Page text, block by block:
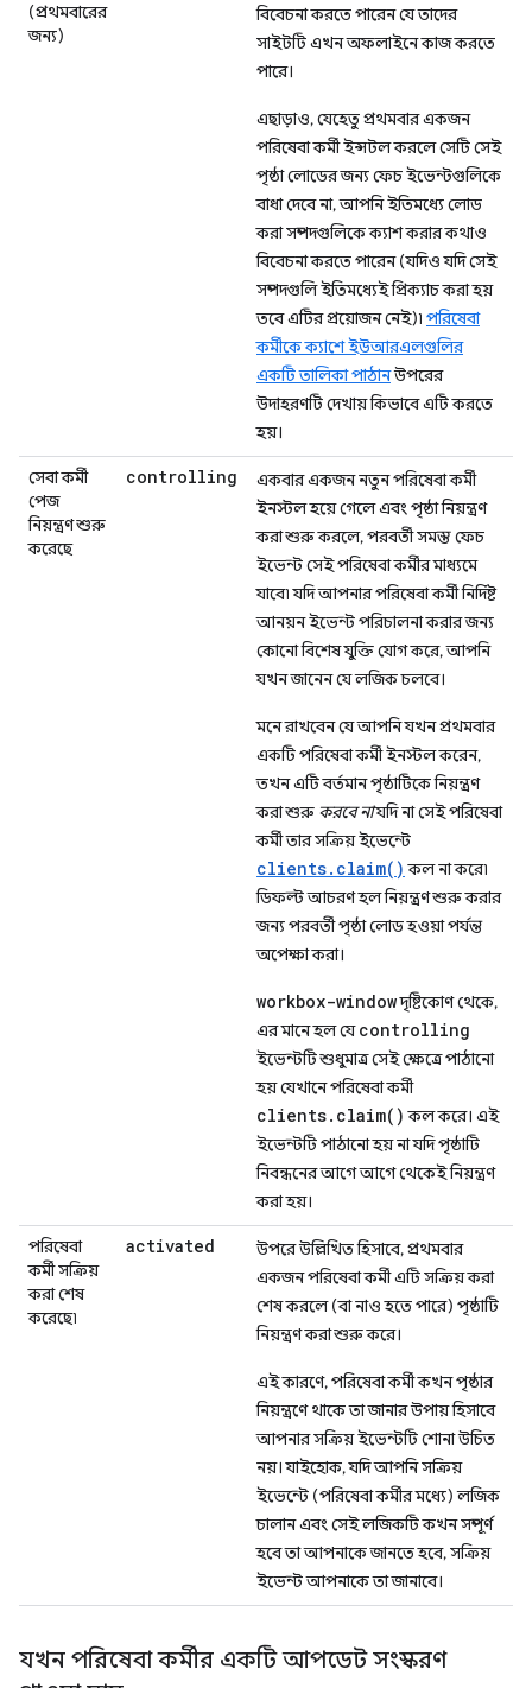
(প্রথমবারের
জন্য)
বিবেচনা করতে পারেন যে তাদের
সাইটটি এখন অফলাইনে কাজ করতে
পারে।
এছাড়াও, যেহেতু প্রথমবার একজন
পরিষেবা কর্মী ইন্সটল করলে সেটি সেই
পৃষ্ঠা লোডের জন্য ফেচ ইভেন্টগুলিকে
বাধা দেবে না, আপনি ইতিমধ্যে লোড
করা সম্পদগুলিকে ক্যাশ করার কথাও
বিবেচনা করতে পারেন (যদিও যদি সেই
সম্পদগুলি ইতিমধ্যেই প্রিক্যাচ করা হয়
তবে এটির প্রয়োজন নেই)৷ পরিষেবা
কর্মীকে ক্যাশে ইউআরএলগুলির
একটি তালিকা পাঠানউপরের
উদাহরণটি দেখায় কিভাবে এটি করতে
হয়।
সেবা কর্মী
পেজ
নিয়ন্ত্রণ শুরু
করেছে
controlling
একবার একজন নতুন পরিষেবা কর্মী
ইনস্টল হয়ে গেলে এবং পৃষ্ঠা নিয়ন্ত্রণ
করা শুরু করলে, পরবর্তী সমস্ত ফেচ
ইভেন্ট সেই পরিষেবা কর্মীর মাধ্যমে
যাবে৷ যদি আপনার পরিষেবা কর্মী নির্দিষ্ট
আনয়ন ইভেন্ট পরিচালনা করার জন্য
কোনো বিশেষ যুক্তি যোগ করে, আপনি
যখন জানেন যে লজিক চলবে।
মনে রাখবেন যে আপনি যখন প্রথমবার
একটি পরিষেবা কর্মী ইনস্টল করেন,
তখন এটি বর্তমান পৃষ্ঠাটিকে নিয়ন্ত্রণ
করা শুরু করবে নাযদি না সেই পরিষেবা
কর্মী তার সক্রিয় ইভেন্টে
clients.claim() কল না করে৷
ডিফল্ট আচরণ হল নিয়ন্ত্রণ শুরু করার
জন্য পরবর্তী পৃষ্ঠা লোড হওয়া পর্যন্ত
অপেক্ষা করা।
workbox-windowদৃষ্টিকোণ থেকে,
এর মানে হল যেcontrolling
ইভেন্টটি শুধুমাত্র সেই ক্ষেত্রে পাঠানো
হয় যেখানে পরিষেবা কর্মী
clients.claim() কল করে। এই
ইভেন্টটি পাঠানো হয় না যদি পৃষ্ঠাটি
নিবন্ধনের আগে আগে থেকেই নিয়ন্ত্রণ
করা হয়।
পরিষেবা
কর্মী সক্রিয়
করা শেষ
করেছে৷
activated
উপরে উল্লিখিত হিসাবে, প্রথমবার
একজন পরিষেবা কর্মী এটি সক্রিয় করা
শেষ করলে (বা নাও হতে পারে) পৃষ্ঠাটি
নিয়ন্ত্রণ করা শুরু করে।
এই কারণে, পরিষেবা কর্মী কখন পৃষ্ঠার
নিয়ন্ত্রণে থাকে তা জানার উপায় হিসাবে
আপনার সক্রিয় ইভেন্টটি শোনা উচিত
নয়। যাইহোক, যদি আপনি সক্রিয়
ইভেন্টে (পরিষেবা কর্মীর মধ্যে) লজিক
চালান এবং সেই লজিকটি কখন সম্পূর্ণ
হবে তা আপনাকে জানতে হবে, সক্রিয়
ইভেন্ট আপনাকে তা জানাবে।
যখন পরিষেবা কর্মীর একটি আপডেট সংস্করণ